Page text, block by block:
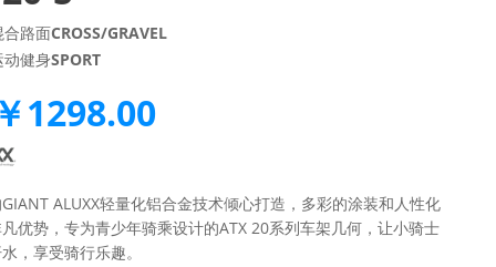
合路面CROSS/GRAVEL
动健身SPORT
1298.00
ALUXX轻量化铝合金技术倾心打造，多彩的涂装和人性化
优势，专为青少年骑乘设计的ATX 20系列车架几何，让小骑士
，享受骑行乐趣。